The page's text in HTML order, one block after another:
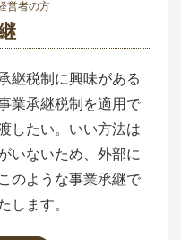
営者の方
継税制に興味がある
業承継税制を適用で
したい。いい方法は
いないため、外部に
のような事業承継で
します。